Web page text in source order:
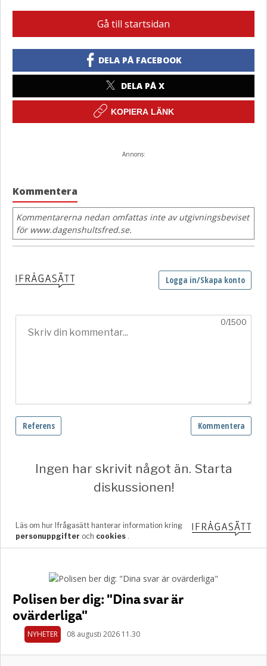
Gå till startsidan
DELA PÅ FACEBOOK
DELA PÅ X
KOPIERA LÄNK
Annons:
Kommentera
Kommentarerna nedan omfattas inte av utgivningsbeviset
för www.dagenshultsfred.se.
Polisen ber dig: "Dina svar är
ovärderliga"
NYHETER 08 augusti 2026 11.30